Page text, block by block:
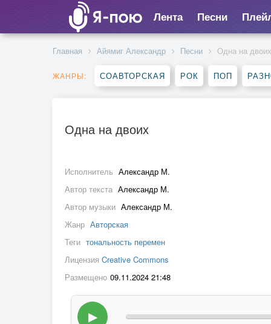
Лента Песни
Главная Айямиг Александр Песни Одна на двоих
ЖАНРЫ: СОАВТОРСКАЯ РОК ПОП
Одна на двоих
Исполнитель Александр М.
Автор текста Александр М.
Автор музыки Александр М.
Жанр Авторская
Теги тональность перемен
Лицензия Creative Commons
Размещено 09.11.2024 21:48
▶